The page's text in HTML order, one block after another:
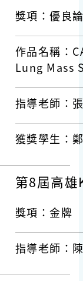
獎項：優良
作品名稱：
Lung Mass
指導老師：
獲獎學
第8屆高
獎項：金牌
指導老師：